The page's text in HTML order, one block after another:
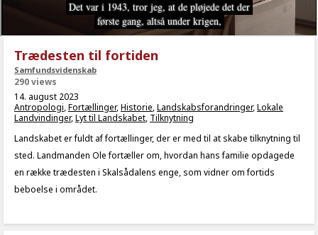
Trædesten til fortiden
Samfundsvidenskab
290 views
14. august 2023
Antropologi,Fortællinger,Historie,Landskabsforandringer,Lokale
Landvindinger,Lyt til Landskabet, Tilknytning
Landskabet er fuldt af fortællinger, der er med til at skabe tilknytning til
sted. Landmanden Ole fortæller om, hvordan hans familie opdagede
en række trædesten i Skalsådalens enge, som vidner om fortids
beboelse i området.